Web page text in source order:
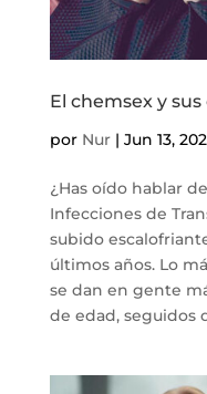
El chemsex y
por Nur| Jun 13,
¿Has oído hablar
Infecciones de
subido
últimos años. Lo
se dan en gente
de edad, seguidos